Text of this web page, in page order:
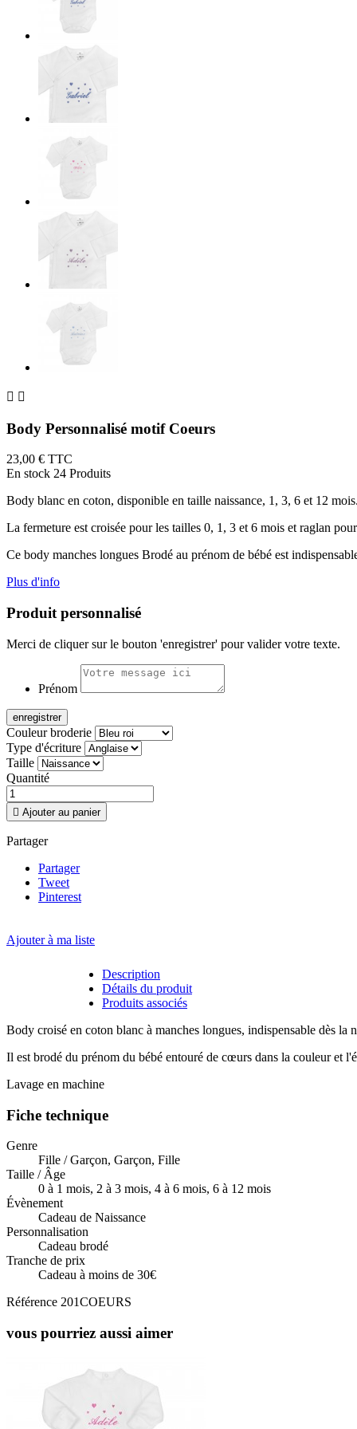
 
Body Personnalisé motif Coeurs
23,00 € TTC
En stock 24 Produits
Body blanc en coton, disponible en taille naissance, 1, 3, 6 et 12
La fermeture est croisée pour les tailles 0, 1, 3 et 6 mois et raglan
Ce body manches longues Brodé au prénom de bébé est
Plus d'info
Produit personnalisé
Merci de cliquer sur le bouton 'enregistrer' pour valider votre texte.
Prénom
enregistrer
Couleur broderie
Type d'écriture
Taille
Quantité
 Ajouter au panier
Partager
Partager
Tweet
Pinterest
Ajouter à ma liste
Description
Détails du produit
Produits associés
Body croisé en coton blanc à manches longues, indispensable dès la
Il est brodé du prénom du bébé entouré de cœurs dans la couleur et
Lavage en machine
Fiche technique
Genre
Fille / Garçon, Garçon, Fille
Taille / Âge
0 à 1 mois, 2 à 3 mois, 4 à 6 mois, 6 à 12 mois
Évènement
Cadeau de Naissance
Personnalisation
Cadeau brodé
Tranche de prix
Cadeau à moins de 30€
Référence 201COEURS
vous pourriez aussi aimer